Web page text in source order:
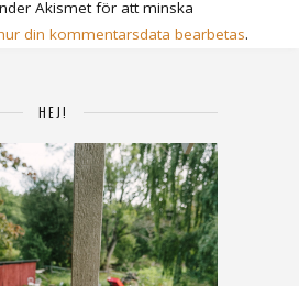
Akismet för att minska
din kommentarsdata bearbetas.
HEJ!